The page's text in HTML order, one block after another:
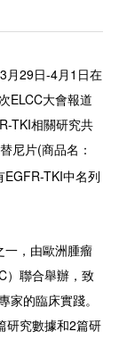
月29日-4月1日在
ELCC大會報道
TKI相關研究共
尼片(商品名：
TKI中名列
一，由歐洲腫瘤
）聯合舉辦，致
家的臨床實踐。
研究數據和2篇研